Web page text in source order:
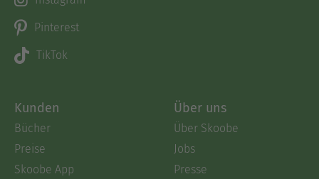
Pinterest
TikTok
Kunden
Bücher
Preise
Skoobe App
Über uns
Über Skoobe
Jobs
Presse